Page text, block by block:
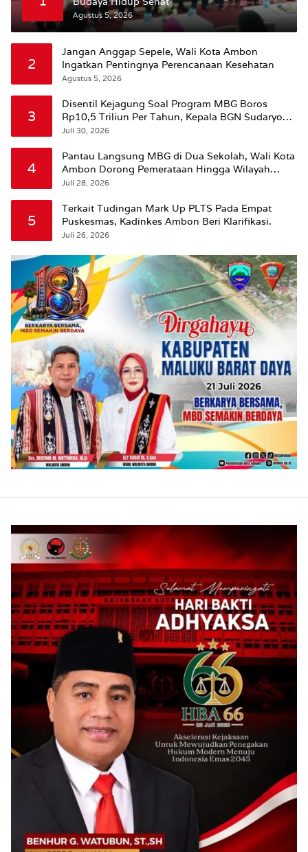
Agustus 5, 2026
2
Jangan Anggap Sepele, Wali Kota Ambon
Ingatkan Pentingnya Perencanaan Kesehatan
Agustus 5, 2026
3
Disentil Kejagung Soal Program MBG Boros
Rp10,5 Triliun Per Tahun, Kepala BGN Sudaryono
Beri Penjelasan
Juli 30, 2026
4
Pantau Langsung MBG di Dua Sekolah, Wali Kota
Ambon Dorong Pemerataan Hingga Wilayah
Leitimur Selatan
Juli 28, 2026
5
Terkait Tudingan Mark Up PLTS Pada Empat
Puskesmas, Kadinkes Ambon Beri Klarifikasi.
Juli 26, 2026